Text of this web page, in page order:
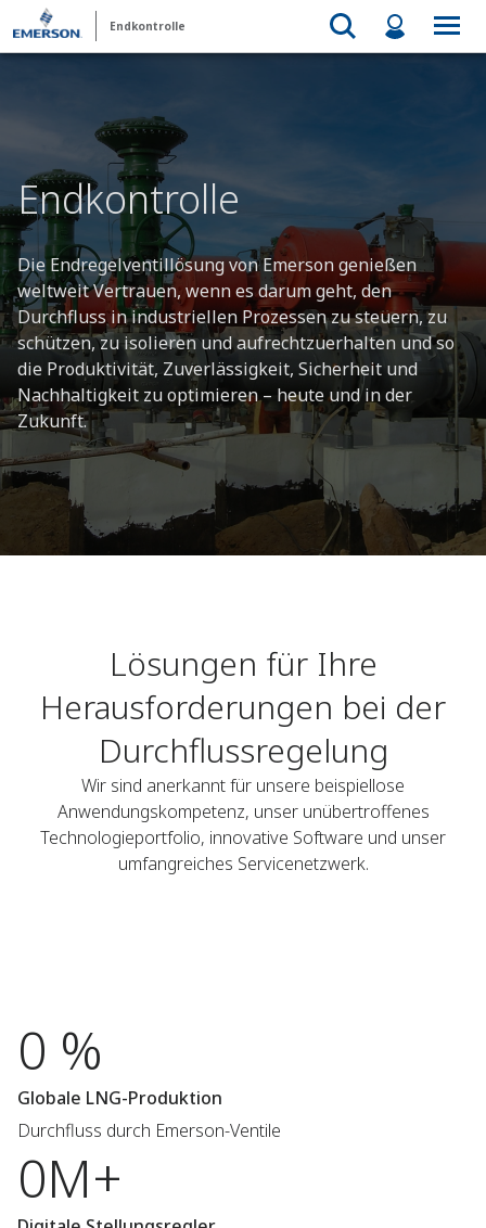
Endkontrolle
Endkontrolle
Die Endregelventillösung von Emerson genießen
weltweit Vertrauen, wenn es darum geht, den
Durchfluss in industriellen Prozessen zu steuern, zu
schützen, zu isolieren und aufrechtzuerhalten und so
die Produktivität, Zuverlässigkeit, Sicherheit und
Nachhaltigkeit zu optimieren – heute und in der
Zukunft.
Lösungen für Ihre
Herausforderungen bei der
Durchflussregelung
Wir sind anerkannt für unsere beispiellose
Anwendungskompetenz, unser unübertroffenes
Technologieportfolio, innovative Software und unser
umfangreiches Servicenetzwerk.
0 %
Globale LNG-Produktion
Durchfluss durch Emerson-Ventile
0M+